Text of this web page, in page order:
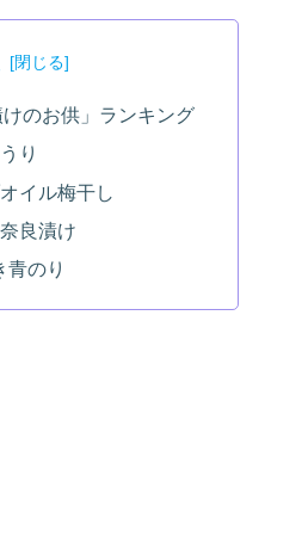
のお供」ランキング
り
イル梅干し
良漬け
青のり